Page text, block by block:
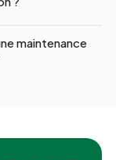
maintenance